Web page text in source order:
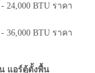
24,000 BTU ราคา
36,000 BTU ราคา
แอร์ตู้ตั้งพื้น